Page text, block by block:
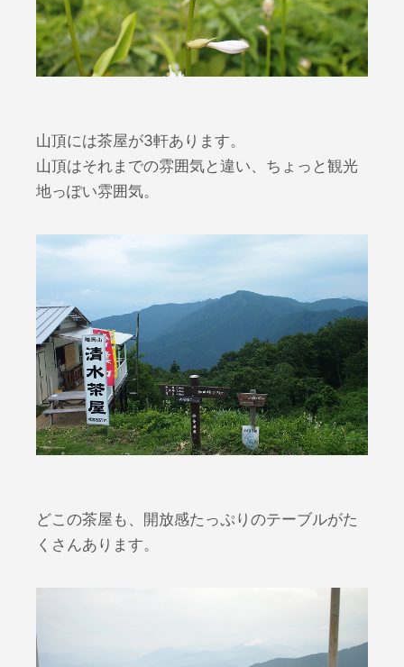
山頂には茶屋が3軒あります。
山頂はそれまでの雰囲気と違い、ちょっと観光
地っぽい雰囲気。
どこの茶屋も、開放感たっぷりのテーブルがた
くさんあります。